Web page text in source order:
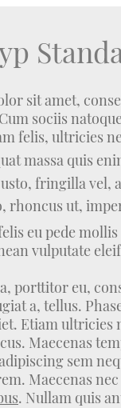
sit amet,
sociis
felis, ultricies
massa quis
fringilla vel,
rhoncus ut,
eu pede
vulputate
porttitor eu,
a, tellus.
Etiam ultricies
Maecenas
sem
Maecenas
. Nullam quis